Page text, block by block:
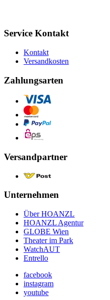
Service Kontakt
Kontakt
Versandkosten
Zahlungsarten
Versandpartner
Unternehmen
Über HOANZL
HOANZL Agentur
GLOBE Wien
Theater im Park
WatchAUT
Entrello
facebook
instagram
youtube